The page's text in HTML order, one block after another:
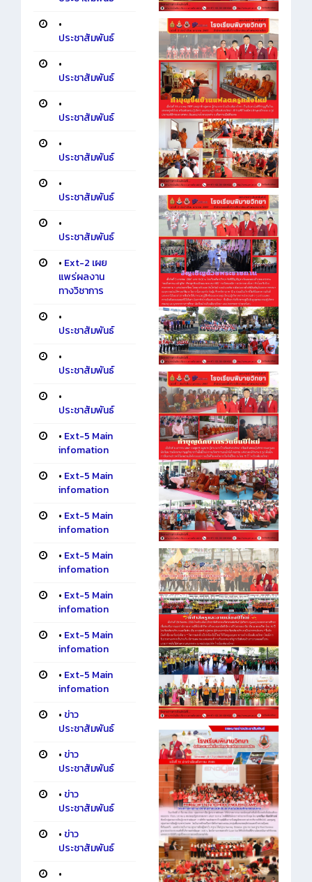
•
ประชาสัมพันธ์
•
ประชาสัมพันธ์
•
ประชาสัมพันธ์
•
ประชาสัมพันธ์
•
ประชาสัมพันธ์
•
ประชาสัมพันธ์
• Ext-2 เผย
แพร่ผลงาน
ทางวิชาการ
•
ประชาสัมพันธ์
•
ประชาสัมพันธ์
•
ประชาสัมพันธ์
• Ext-5 Main
infomation
• Ext-5 Main
infomation
• Ext-5 Main
infomation
• Ext-5 Main
infomation
• Ext-5 Main
infomation
• Ext-5 Main
infomation
• Ext-5 Main
infomation
• ข่าว
ประชาสัมพันธ์
• ข่าว
ประชาสัมพันธ์
• ข่าว
ประชาสัมพันธ์
• ข่าว
ประชาสัมพันธ์
•